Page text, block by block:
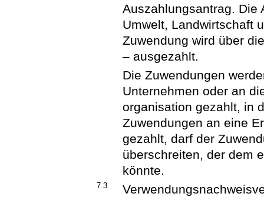
Auszahlungsantrag. Die
Umwelt, Landwirtschaft
Zuwendung wird über
– ausgezahlt.
Die Zuwendungen
Unternehmen oder an
organisation gezahlt, in
Zuwendungen an eine
gezahlt, darf der
überschreiten, der dem
könnte.
7.3